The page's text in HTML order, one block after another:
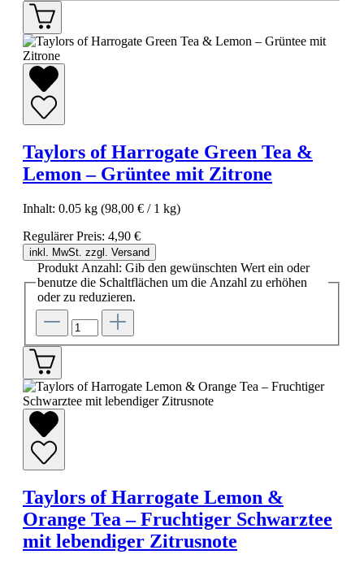
Taylors of Harrogate Green Tea &
Lemon – Grüntee mit Zitrone
Inhalt: 0.05 kg (98,00 € / 1 kg)
Regulärer Preis: 4,90 €
inkl. MwSt. zzgl. Versand
Produkt Anzahl: Gib den gewünschten Wert ein oder
benutze die Schaltflächen um die Anzahl zu erhöhen
oder zu reduzieren.
Taylors of Harrogate Lemon &
Orange Tea – Fruchtiger Schwarztee
mit lebendiger Zitrusnote